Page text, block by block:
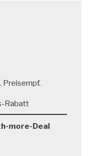
Preisempf.
Rabatt
more-Deal